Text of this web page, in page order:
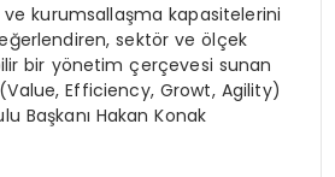
ve kurumsallaşma kapasitelerini
sektör ve ölçek
bir yönetim çerçevesi sunan
Efficiency, Growt, Agility)
Başkanı Hakan Konak